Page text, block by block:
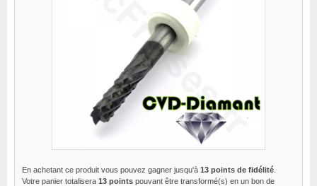
En achetant ce produit vous pouvez gagner jusqu'à 13 points de fidélité
Votre panier totalisera 13 points pouvant être transformé(s) en un bon de